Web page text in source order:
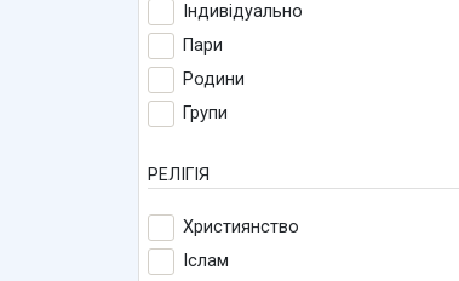
Індивідуально
Пари
Родини
Групи
РЕЛІГІЯ
Християнство
Іслам